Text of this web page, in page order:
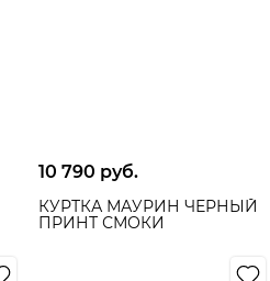
10 790 руб.
КУРТКА МАУРИН ЧЁРНЫЙ
ПРИНТ СМОКИ